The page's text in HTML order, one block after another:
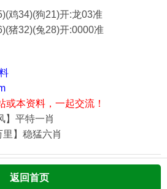
鸡34)(狗21)开:龙03准
猪32)(兔28)开:0000准
或本资料，一起交流！
】平特一肖
里】稳猛六肖
返回首页